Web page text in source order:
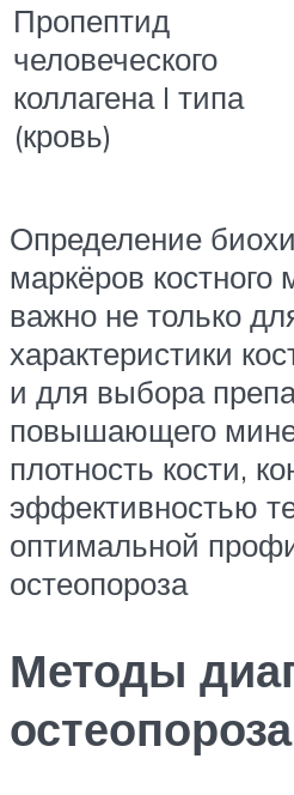
Пропептид
человеческого
коллагена I типа
(кровь)
Определение
маркёров костного
важно не только
характеристики
и для выбора
повышающего
плотность кости,
эффективностью
оптимальной
остеопороза
Методы
остеопороза